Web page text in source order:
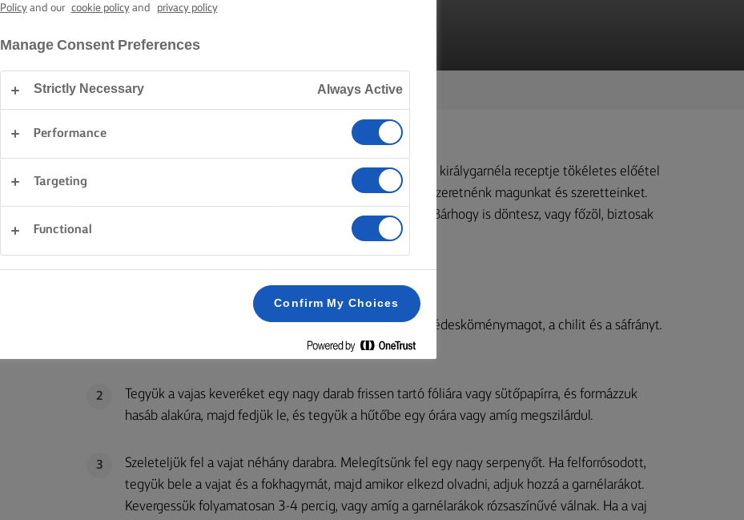
Kezdőlap Receptek SÁFRÁNYOS GARNÉLARÁK ÉDESKÖMÉNNYEL
Könnyen elkészíthető és abszolút finom. Ez a fűszerezett vajas királygarnéla receptje tökéletes előétel
vagy köret, ha jó benyomást akarunk tenni, vagy kényeztetni szeretnénk magunkat és szeretteinket.
Kövessük híven a receptet, vagy igazítsuk a saját ízlésünkhöz. Bárhogy is döntesz, vagy főzöl, biztosak
vagyunk benne, hogy kitűnő, ízletes étel lesz belőle.
Egy kis tálban keverjük össze a lágyított Lurpak®-ot, az édesköménymagot, a chilit és a sáfrányt.
Fűszerezzük sóval és frissen őrölt feketeborssal.
2
Tegyük a vajas keveréket egy nagy darab frissen tartó fóliára vagy sütőpapírra, és formázzuk
hasáb alakúra, majd fedjük le, és tegyük a hűtőbe egy órára vagy amíg megszilárdul.
3
Szeleteljük fel a vajat néhány darabra. Melegítsünk fel egy nagy serpenyőt. Ha felforrósodott,
tegyük bele a vajat és a fokhagymát, majd amikor elkezd olvadni, adjuk hozzá a garnélarákot.
Kevergessük folyamatosan 3-4 percig, vagy amíg a garnélarákok rózsaszínűvé válnak. Ha a vaj
Policyand our cookie policyand privacy policy
Manage Consent Preferences
Strictly Necessary Always Active
Performance
Targeting
Functional
Confirm My Choices